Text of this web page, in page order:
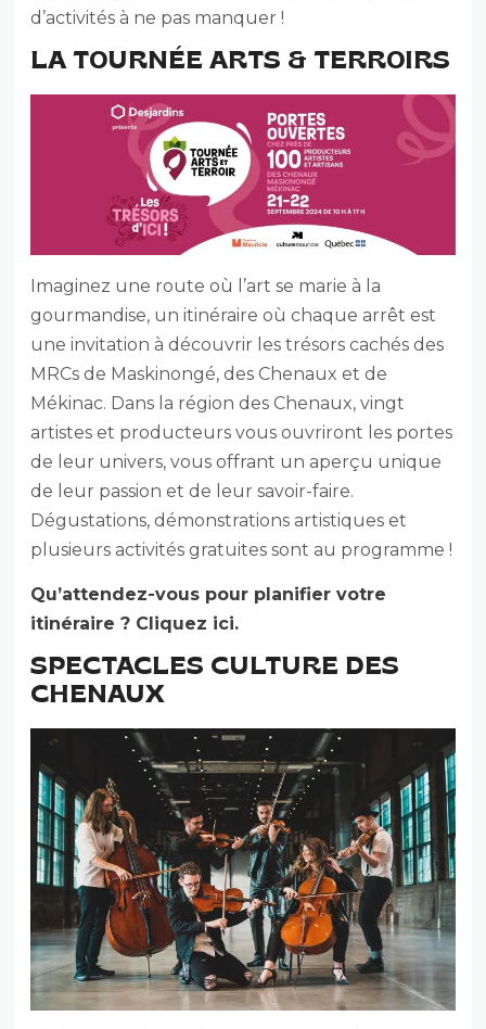
d’activités à ne pas manquer !
LA TOURNÉE ARTS & TERROIRS
Imaginez une route où l’art se marie à la
gourmandise, un itinéraire où chaque arrêt est
une invitation à découvrir les trésors cachés des
MRCs de Maskinongé, des Chenaux et de
Mékinac. Dans la région des Chenaux, vingt
artistes et producteurs vous ouvriront les portes
de leur univers, vous offrant un aperçu unique
de leur passion et de leur savoir-faire.
Dégustations, démonstrations artistiques et
plusieurs activités gratuites sont au programme !
Qu’attendez-vous pour planifier votre
itinéraire ? Cliquez ici.
SPECTACLES CULTURE DES
CHENAUX